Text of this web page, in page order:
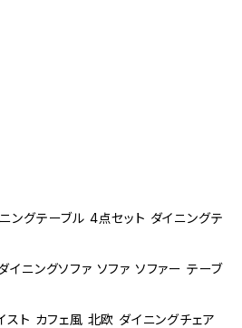
ングテーブル 4点セット ダイニングテ
イニングソファ ソファ ソファー テーブ
スト カフェ風 北欧 ダイニングチェア